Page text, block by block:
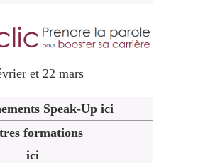
et 22 mars
Speak-Up ici
formations
ici